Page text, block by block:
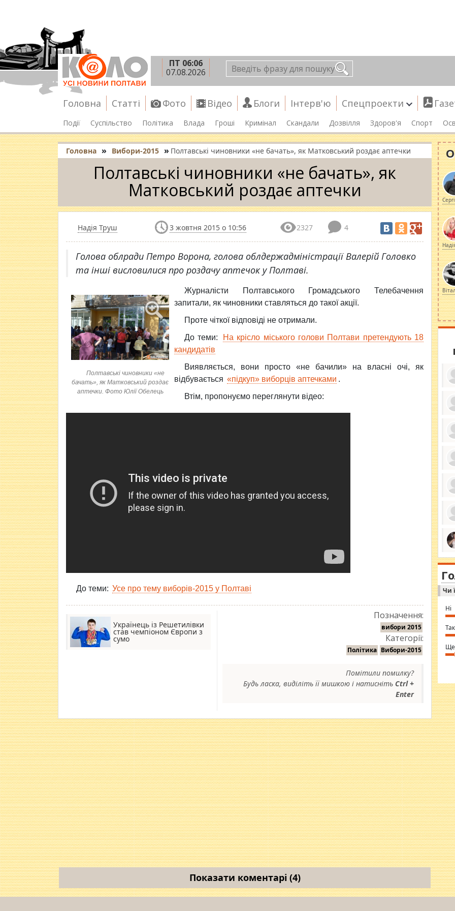
ПТ 06:06
07.08.2026
Головна Статті Фото Відео Блоги Інтерв'ю Спецпроекти
Події Суспільство Політика Влада Гроші Кримінал Скандали Дозвілля Здоров'я Спорт
Головна » Вибори-2015 » Полтавські чиновники «не бачать», як Матковський роздає аптечки
Полтавські чиновники «не бачать», як
Матковський роздає аптечки
Надія Труш 3 жовтня 2015 о 10:56 2327 4
​Голова облради Петро Ворона, голова облдержадміністрації Валерій Головко
та інші висловилися про роздачу аптечок у Полтаві.
Полтавські чиновники «не
бачать», як Матковський роздає
аптечки. Фото Юлії Обелець
Журналісти Полтавського Громадського Телебачення
запитали, як чиновники ставляться до такої акції.
Проте чіткої відповіді не отримали.
До теми:
На крісло міського голови Полтави претендують 18
кандидатів
Виявляється, вони просто «не бачили» на власні очі, як
відбувається «підкуп» виборців аптечками .
Втім, пропонуємо переглянути відео:
До теми: Усе про тему виборів-2015 у Полтаві
Українець із Решетилівки
став чемпіоном Європи з
сумо
Позначення:
вибори 2015
Категорії:
Політика Вибори-2015
Помітили помилку?
Будь ласка, виділіть її мишкою і натисніть Ctrl +
Enter
Показати коментарі (4)
за
ми
in
⇒
Чи
Ні
Так
Ще